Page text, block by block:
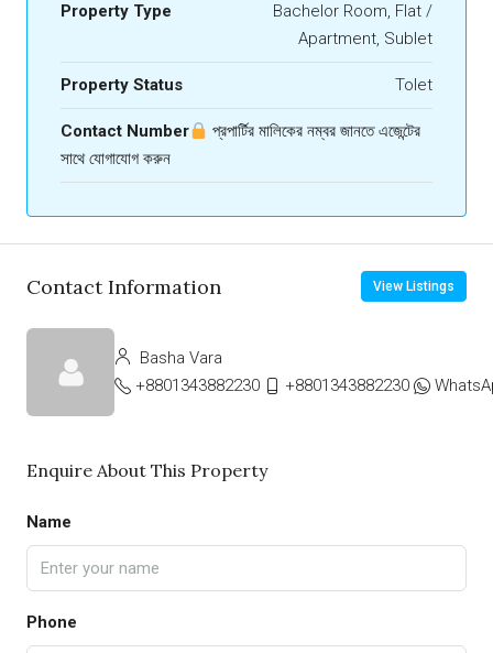
Property Type
Bachelor Room, Flat /
Apartment, Sublet
Property Status Tolet
Contact Number
প্রপার্টির মালিকের নম্বর জানতে এজেন্টের
সাথে যোগাযোগ করুন
Contact Information View Listings
Basha Vara
+8801343882230
+8801343882230
Enquire About This Property
Name
Phone